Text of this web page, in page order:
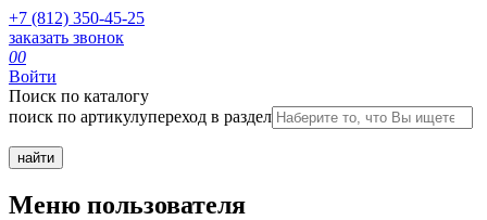
+7 (812) 350-45-25
заказать звонок
00
Войти
Поиск по каталогу
поиск по артикулупереход в раздел
Меню пользователя